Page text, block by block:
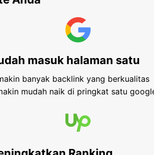
masuk halaman satu
banyak backlink yang berkualitas
mudah naik di pringkat satu